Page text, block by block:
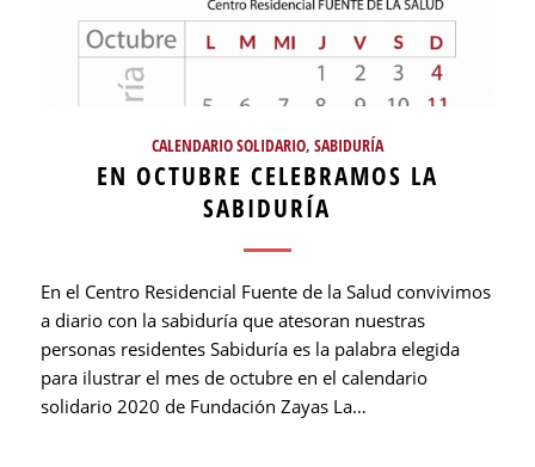
CALENDARIO SOLIDARIO, SABIDURÍA
EN OCTUBRE CELEBRAMOS LA
SABIDURÍA
En el Centro Residencial Fuente de la Salud convivimos
a diario con la sabiduría que atesoran nuestras
personas residentes Sabiduría es la palabra elegida
para ilustrar el mes de octubre en el calendario
solidario 2020 de Fundación Zayas La…